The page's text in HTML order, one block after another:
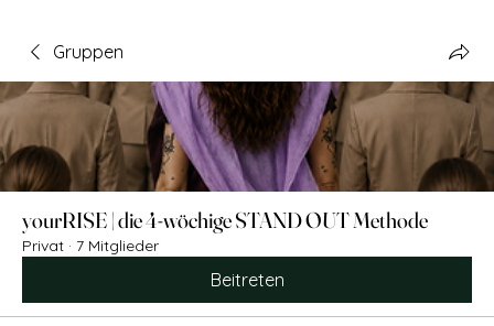
Gruppen
yourRISE | die 4-wöchige STAND OUT Methode
Privat · 7 Mitglieder
Beitreten